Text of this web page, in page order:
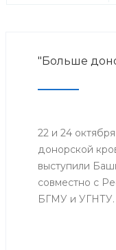
"Больше
22 и 24
донорской
выступили
совместно с
БГМУ и УГНТУ.